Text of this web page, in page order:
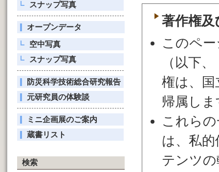
スナップ写真
オープンデータ
空中写真
スナップ写真
防災科学技術総合研究報告
元研究員の体験談
ミニ企画展のご案内
蔵書リスト
検索
著作権
このペ
（以下
権は、国
帰属し
これら
は、私
テンツ